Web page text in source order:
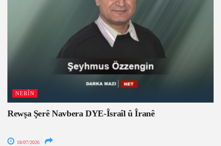
NERÎN
Rewşa Şerê Navbera DYE-Îsraîl û Îranê
18/07/2026